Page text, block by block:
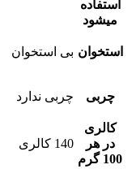
استفاده
میشود
استخوان بی استخوان
چربی چربی ندارد
کالری
در هر
100 گرم
140 کالری